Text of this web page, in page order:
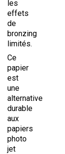
les
effets
de
bronzing
limités.
Ce
papier
est
une
alternative
durable
aux
papiers
photo
jet